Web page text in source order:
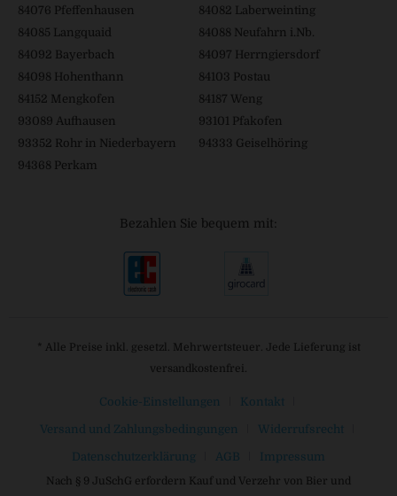
84076 Pfeffenhausen
84082 Laberweinting
84085 Langquaid
84088 Neufahrn i.Nb.
84092 Bayerbach
84097 Herrngiersdorf
84098 Hohenthann
84103 Postau
84152 Mengkofen
84187 Weng
93089 Aufhausen
93101 Pfakofen
93352 Rohr in Niederbayern
94333 Geiselhöring
94368 Perkam
Bezahlen Sie bequem mit:
* Alle Preise inkl. gesetzl. Mehrwertsteuer. Jede Lieferung ist
versandkostenfrei.
Cookie-Einstellungen Kontakt
Versand und Zahlungsbedingungen Widerrufsrecht
Datenschutzerklärung AGB Impressum
Nach § 9 JuSchG erfordern Kauf und Verzehr von Bier und